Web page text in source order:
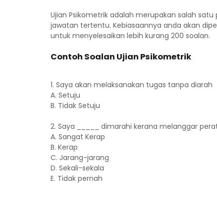
Ujian Psikometrik adalah merupakan salah
jawatan tertentu. Kebiasaannya anda akan
untuk menyelesaikan lebih kurang 200 soalan.
Contoh Soalan Ujian Psikometrik
1. Saya akan melaksanakan tugas tanpa diarah
A. Setuju
B. Tidak Setuju
2. Saya _____ dimarahi kerana melanggar
A. Sangat Kerap
B. Kerap
C. Jarang-jarang
D. Sekali-sekala
E. Tidak pernah